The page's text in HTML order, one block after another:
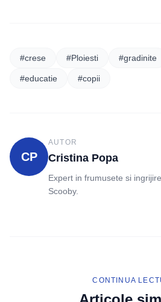
#crese #Ploiesti #gradinite
#educatie #copii
CP
AUTOR
Cristina Popa
Expert in frumusete si
Scooby.
CONTINUA